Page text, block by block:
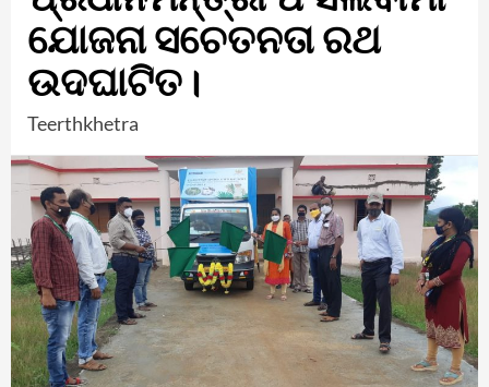
ଯୋଜନା ସଚେତନତା ରଥ
ଉଦଘାଟିତ।
Teerthkhetra